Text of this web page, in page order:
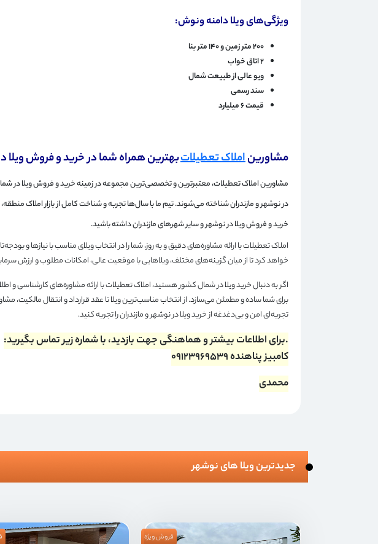
ویژگی‌های ویلا دامنه ونوش:
۲۰۰ متر زمین و ۱۴۰ متر بنا
۲ اتاق خواب
ویو عالی از طبیعت شمال
سند رسمی
قیمت ۶ میلیارد
مشاوریناملاک تعطیلاتبهترین همراه شما در خرید و فروش ویلا
مشاورین املاک تعطیلات، معتبرترین و تخصصی‌ترین مجموعه در زمینه خرید و فروش ویلا در
در نوشهر و مازندران شناخته می‌شوند. تیم ما با سال‌ها تجربه و شناخت کامل از بازار املاک
خرید و فروش ویلا در نوشهر و سایر شهرهای مازندران داشته باشید.
املاک تعطیلات با ارائه مشاوره‌های دقیق و به روز، شما را در انتخاب ویلای مناسب با نیازها و
خواهد کرد تا از میان گزینه‌های مختلف، ویلاهایی با موقعیت عالی، امکانات مطلوب و ارزش
اگر به دنبال خرید ویلا در شمال کشور هستید، املاک تعطیلات با ارائه مشاوره‌های کارشناسی و
برای شما ساده و مطمئن می‌سازد. از انتخاب مناسب‌ترین ویلا تا عقد قرارداد و انتقال مالکیت،
تجربه‌ای امن و بی‌دغدغه از خرید ویلا در نوشهر و مازندران را تجربه کنید.
.برای اطلاعات بیشتر و هماهنگی جهت بازدید، با شماره زیر تماس بگیرید:
کامبیز پناهنده 09123969539
محمدی
جدیدترین ویلا های نوشهر
فروش ویژه